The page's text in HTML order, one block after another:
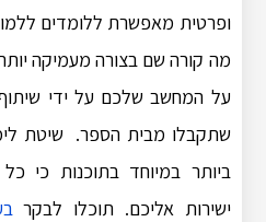
ופרטית מאפשרת ללומדים
מה קורה שם בצורה מעמיקה
על המחשב שלכם על ידי
שתקבלו מבית הספר. שיטת
ביותר במיוחד בתוכנות כי
ישירות אליכם. תוכלו לבקר